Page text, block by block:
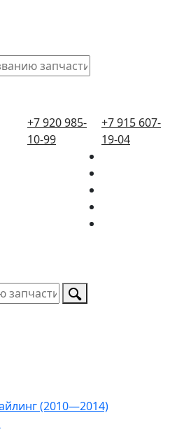
+7 920 985-
10-99
+7 915 607-
19-04
(2010—2014)